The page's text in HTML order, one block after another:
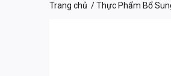
Trang chủ /Thực Phẩm Bổ